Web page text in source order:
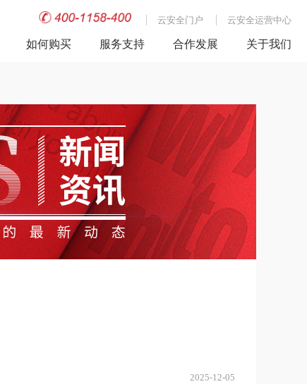
云安全门户 云安全运营中心
如何购买 服务支持 合作发展 关于我们
2025-12-05